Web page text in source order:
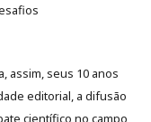
assim, seus 10 anos
editorial, a difusão
científico no campo